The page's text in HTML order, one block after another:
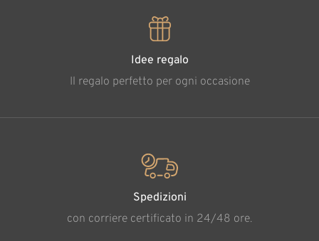
Idee regalo
Il regalo perfetto per ogni occasione
Spedizioni
con corriere certificato in 24/48 ore.